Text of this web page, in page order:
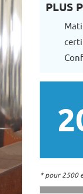
PLUS
* pour 2500